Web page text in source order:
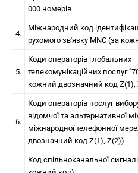
000 номерів
4.
Міжнародний код
рухомого зв'язку MNC (за
5.
Коди операторів глобальних
телекомунікаційних послуг
кожний двозначний код Z(1),
6.
Коди операторів послуг
відомчої та альтернативної
міжнародної телефонної
двозначний код Z(1), Z(2))
Код спільноканальної